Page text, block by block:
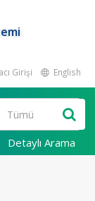
Girişi English
Detaylı Arama